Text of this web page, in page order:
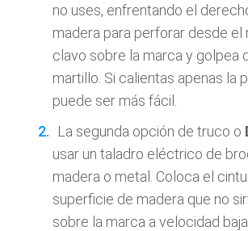
no uses, enfrentando el
madera para perforar desde el
clavo sobre la marca y golpea
martillo. Si calientas apenas la
puede ser más fácil.
La segunda opción de truco o
usar un taladro eléctrico de
madera o metal. Coloca el
superficie de madera que no
sobre la marca a velocidad